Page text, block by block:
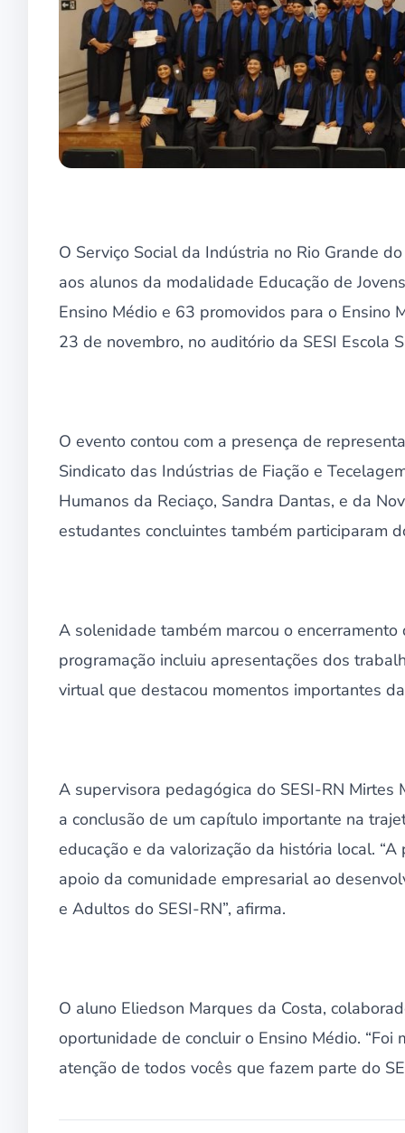
O Serviço Social da Indústria no Rio Grande
aos alunos da modalidade Educação de
Ensino Médio e 63 promovidos para o Ensino
23 de novembro, no auditório da SESI Escola
O evento contou com a presença de
Sindicato das Indústrias de Fiação e
Humanos da Reciaço, Sandra Dantas, e da
estudantes concluintes também participaram
A solenidade também marcou o
programação incluiu apresentações dos
virtual que destacou momentos importantes
A supervisora pedagógica do SESI-RN Mirtes
a conclusão de um capítulo importante na
educação e da valorização da história local.
apoio da comunidade empresarial ao
e Adultos do SESI-RN”, afirma.
O aluno Eliedson Marques da Costa,
oportunidade de concluir o Ensino Médio.
atenção de todos vocês que fazem parte do